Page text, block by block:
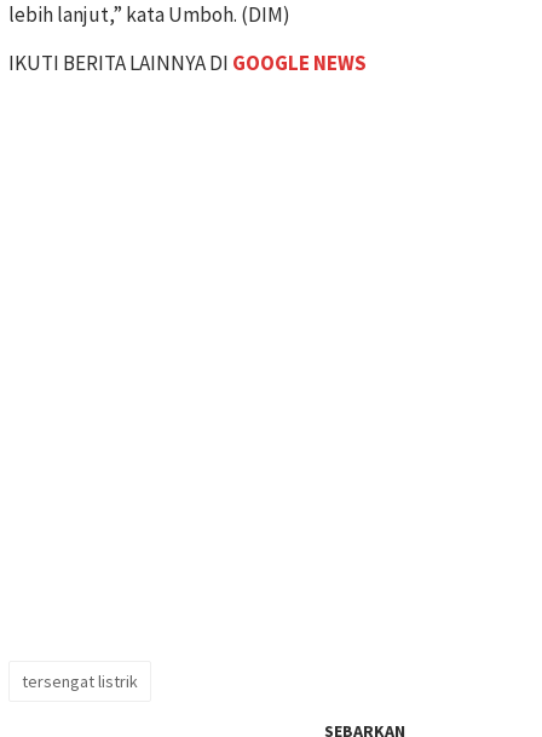
lebih lanjut,” kata Umboh. (DIM)
IKUTI BERITA LAINNYA DI GOOGLE NEWS
tersengat listrik
SEBARKAN